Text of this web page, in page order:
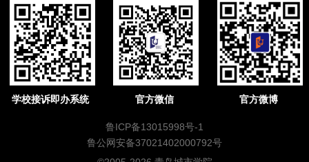
学校接诉即办系统 官方微信 官方微博
鲁ICP备13015998号-1
鲁公网安备37021402000792号